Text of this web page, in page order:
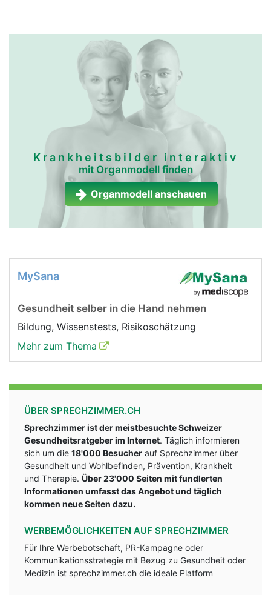
Krankheitsbilder interaktiv
mit Organmodell finden
Organmodell anschauen
MySana
Gesundheit selber in die Hand nehmen
Bildung, Wissenstests, Risikoschätzung
Mehr zum Thema
ÜBER SPRECHZIMMER.CH
Sprechzimmer ist der meistbesuchte Schweizer
Gesundheitsratgeber im Internet. Täglich informieren
sich um die 18'000 Besucher auf Sprechzimmer über
Gesundheit und Wohlbefinden, Prävention, Krankheit
und Therapie. Über 23'000 Seiten mit fundlerten
Informationen umfasst das Angebot und täglich
kommen neue Seiten dazu.
WERBEMÖGLICHKEITEN AUF SPRECHZIMMER
Für Ihre Werbebotschaft, PR-Kampagne oder
Kommunikationsstrategie mit Bezug zu Gesundheit oder
Medizin ist sprechzimmer.ch die ideale Platform